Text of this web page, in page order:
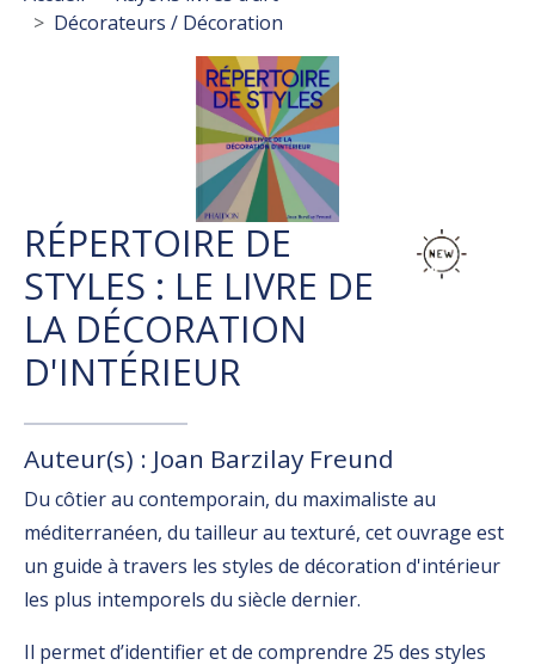
Décorateurs / Décoration
RÉPERTOIRE DE
STYLES : LE LIVRE DE
LA DÉCORATION
D'INTÉRIEUR
Auteur(s) : Joan Barzilay Freund
Du côtier au contemporain, du maximaliste au
méditerranéen, du tailleur au texturé, cet ouvrage est
un guide à travers les styles de décoration d'intérieur
les plus intemporels du siècle dernier.
Il permet d’identifier et de comprendre 25 des styles